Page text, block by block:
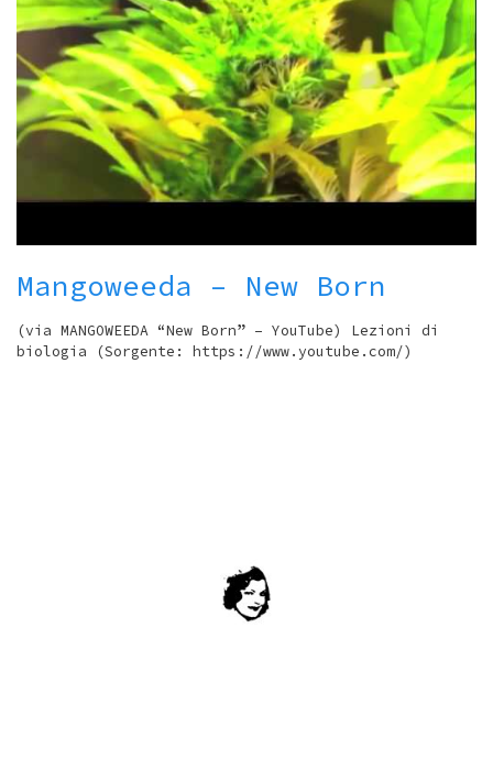
Mangoweeda – New Born
(via MANGOWEEDA “New Born” – YouTube) Lezioni di
biologia (Sorgente: https://www.youtube.com/)